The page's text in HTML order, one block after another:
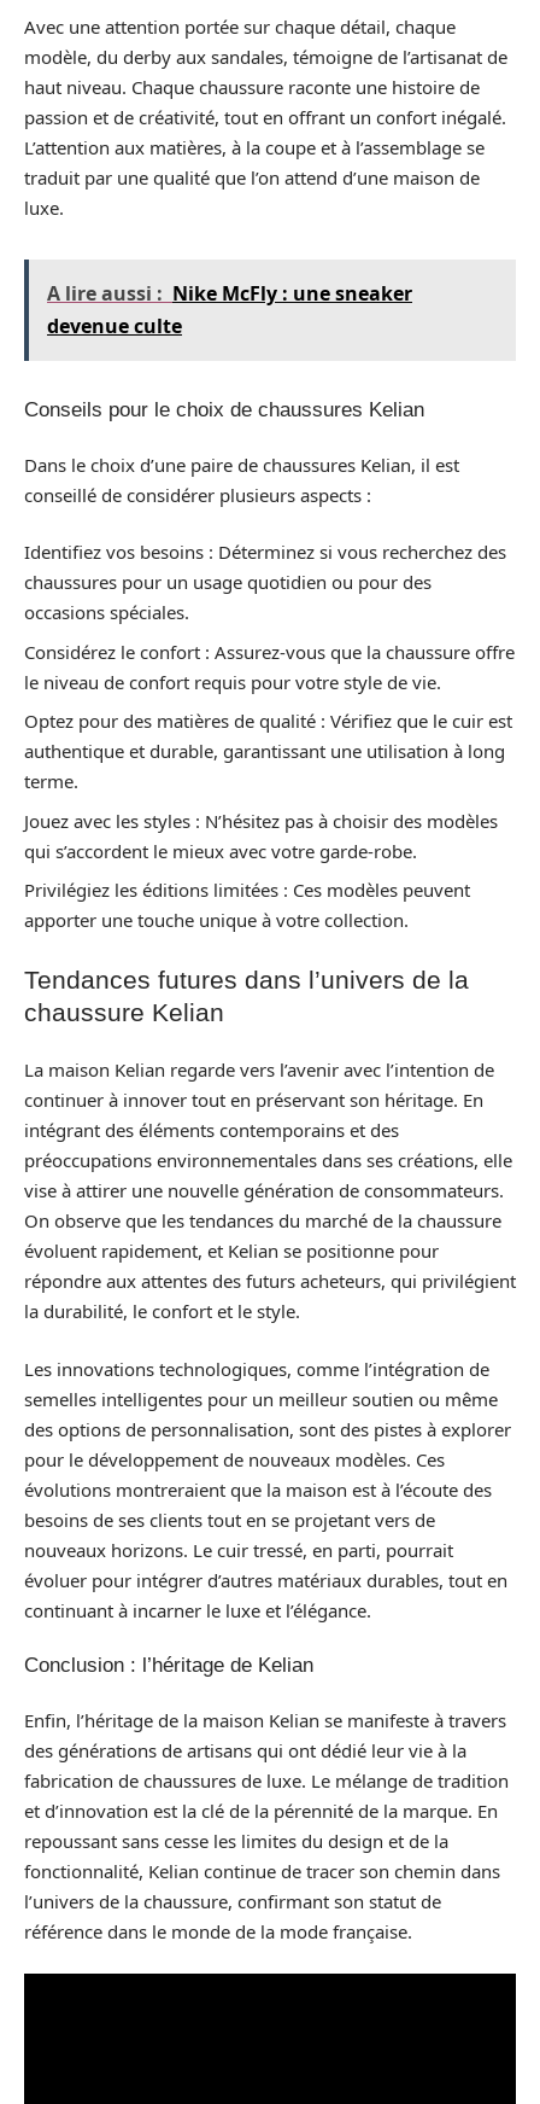
Avec une attention portée sur chaque détail, chaque
modèle, du derby aux sandales, témoigne de l’artisanat de
haut niveau. Chaque chaussure raconte une histoire de
passion et de créativité, tout en offrant un confort inégalé.
L’attention aux matières, à la coupe et à l’assemblage se
traduit par une qualité que l’on attend d’une maison de
luxe.
A lire aussi : Nike McFly : une sneaker
devenue culte
Conseils pour le choix de chaussures Kelian
Dans le choix d’une paire de chaussures Kelian, il est
conseillé de considérer plusieurs aspects :
Identifiez vos besoins : Déterminez si vous recherchez des
chaussures pour un usage quotidien ou pour des
occasions spéciales.
Considérez le confort : Assurez-vous que la chaussure offre
le niveau de confort requis pour votre style de vie.
Optez pour des matières de qualité : Vérifiez que le cuir est
authentique et durable, garantissant une utilisation à long
terme.
Jouez avec les styles : N’hésitez pas à choisir des modèles
qui s’accordent le mieux avec votre garde-robe.
Privilégiez les éditions limitées : Ces modèles peuvent
apporter une touche unique à votre collection.
Tendances futures dans l’univers de la
chaussure Kelian
La maison Kelian regarde vers l’avenir avec l’intention de
continuer à innover tout en préservant son héritage. En
intégrant des éléments contemporains et des
préoccupations environnementales dans ses créations, elle
vise à attirer une nouvelle génération de consommateurs.
On observe que les tendances du marché de la chaussure
évoluent rapidement, et Kelian se positionne pour
répondre aux attentes des futurs acheteurs, qui privilégient
la durabilité, le confort et le style.
Les innovations technologiques, comme l’intégration de
semelles intelligentes pour un meilleur soutien ou même
des options de personnalisation, sont des pistes à explorer
pour le développement de nouveaux modèles. Ces
évolutions montreraient que la maison est à l’écoute des
besoins de ses clients tout en se projetant vers de
nouveaux horizons. Le cuir tressé, en parti, pourrait
évoluer pour intégrer d’autres matériaux durables, tout en
continuant à incarner le luxe et l’élégance.
Conclusion : l’héritage de Kelian
Enfin, l’héritage de la maison Kelian se manifeste à travers
des générations de artisans qui ont dédié leur vie à la
fabrication de chaussures de luxe. Le mélange de tradition
et d’innovation est la clé de la pérennité de la marque. En
repoussant sans cesse les limites du design et de la
fonctionnalité, Kelian continue de tracer son chemin dans
l’univers de la chaussure, confirmant son statut de
référence dans le monde de la mode française.